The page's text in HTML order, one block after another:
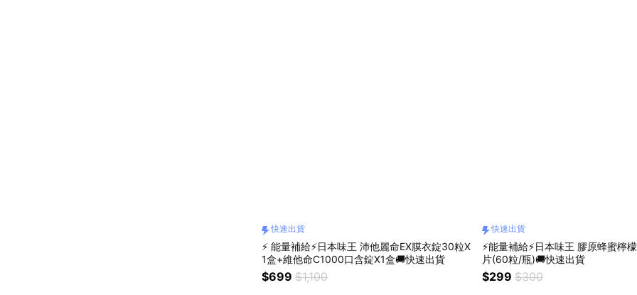
快速出貨
⚡ 能量補給⚡日本味王 沛他麗命EX膜衣錠30粒X
1盒+維他命C1000口含錠X1盒🚚快速出貨
$699 $1,100
快速出貨
⚡能量補給⚡日本味王 膠原蜂蜜檸
片(60粒/瓶)🚚快速出貨
$299 $300